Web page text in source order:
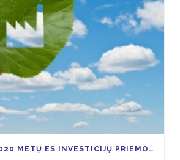
ATNAUJINTAS 2020 METŲ ES INVESTICIJŲ PRIEMONIŲ KVIETIMŲ TEIKTI PARAIŠKAS PLANAS